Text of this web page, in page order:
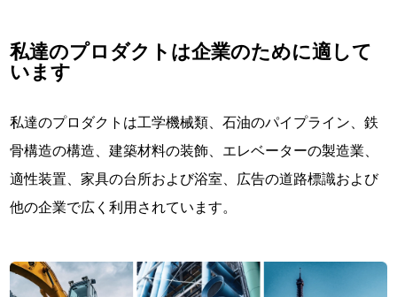
私達のプロダクトは企業のために適して
います
私達のプロダクトは工学機械類、石油のパイプライン、鉄
骨構造の構造、建築材料の装飾、エレベーターの製造業、
適性装置、家具の台所および浴室、広告の道路標識および
他の企業で広く利用されています。